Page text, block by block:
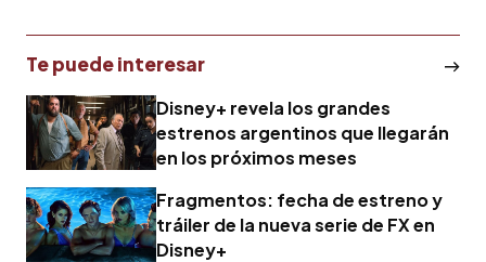
Te puede interesar
Disney+ revela los grandes
estrenos argentinos que llegarán
en los próximos meses
Fragmentos: fecha de estreno y
tráiler de la nueva serie de FX en
Disney+